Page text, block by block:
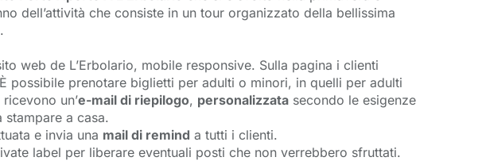
dell’attività che consiste in un tour organizzato della bellissima
web de L’Erbolario, mobile responsive. Sulla pagina i clienti
possibile prenotare biglietti per adulti o minori, in quelli per adulti
un’e-mail di riepilogo, personalizzata secondo le esigenze
stampare a casa.
e invia una mail di remind a tutti i clienti.
label per liberare eventuali posti che non verrebbero sfruttati.